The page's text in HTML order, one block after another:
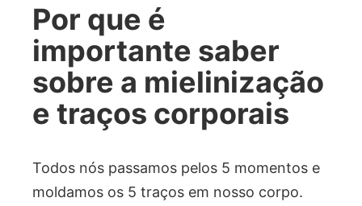
Por que é
importante saber
sobre a mielinização
e traços corporais
Todos nós passamos pelos 5 momentos e
moldamos os 5 traços em nosso corpo.